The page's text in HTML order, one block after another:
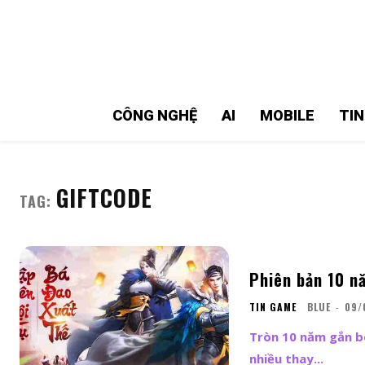
CÔNG NGHỆ AI MOBILE
TAG: GIFTCODE
Phiên bản 10
TIN GAME BLUE - 09/
Tròn 10 năm gắn
nhiều thay...